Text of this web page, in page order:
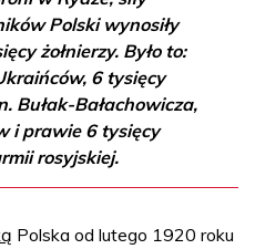
Polski wynosiły
żołnierzy. Było to:
6 tysięcy
Bułak-Bałachowicza,
i prawie 6 tysięcy
rosyjskiej.
Polska od lutego 1920 roku